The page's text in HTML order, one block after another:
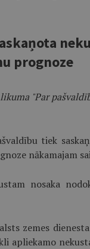
prognoze
"Par
tiek
nākamajam
nosaka
zemes
apliekamo